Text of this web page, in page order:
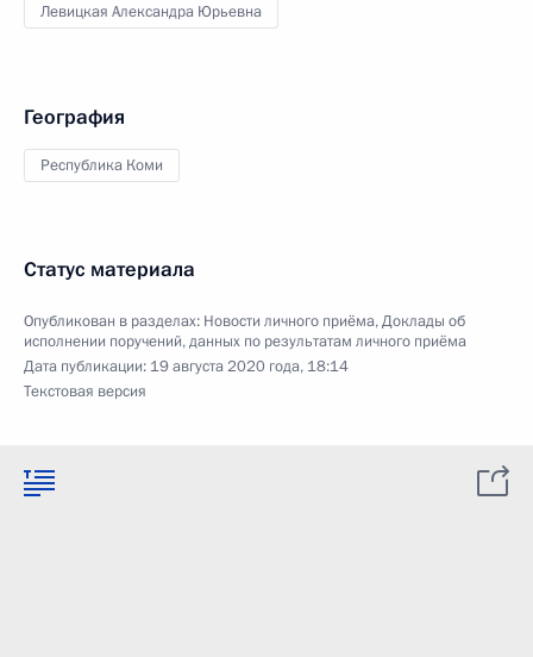
Левицкая Александра Юрьевна
География
Республика Коми
Статус материала
Опубликован в разделах: Новости личного приёма,Доклады об
исполнении поручений, данных по результатам личного приёма
Дата публикации: 19 августа 2020 года, 18:14
Текстовая версия